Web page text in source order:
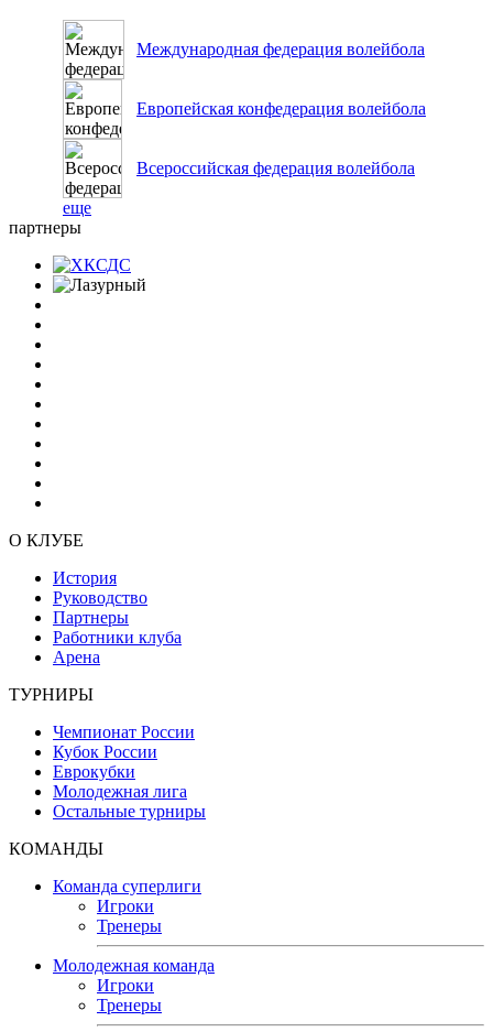
Международная федерация волейбола
Европейская конфедерация волейбола
Всероссийская федерация волейбола
еще
партнеры
О КЛУБЕ
История
Руководство
Партнеры
Работники клуба
Арена
ТУРНИРЫ
Чемпионат России
Кубок России
Еврокубки
Молодежная лига
Остальные турниры
КОМАНДЫ
Команда суперлиги
Игроки
Тренеры
Молодежная команда
Игроки
Тренеры